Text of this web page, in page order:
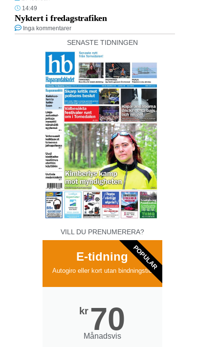
14:49
Nyktert i fredagstrafiken
Inga kommentarer
SENASTE TIDNINGEN
VILL DU PRENUMERERA?
E-tidning
Autogiro eller kort utan bindningstid
kr 70
Månadsvis
POPULAR